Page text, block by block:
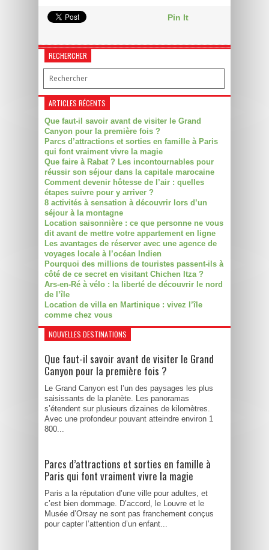
Pin It
RECHERCHER
ARTICLES RÉCENTS
Que faut-il savoir avant de visiter le Grand
Canyon pour la première fois ?
Parcs d’attractions et sorties en famille à Paris
qui font vraiment vivre la magie
Que faire à Rabat ? Les incontournables pour
réussir son séjour dans la capitale marocaine
Comment devenir hôtesse de l’air : quelles
étapes suivre pour y arriver ?
8 activités à sensation à découvrir lors d’un
séjour à la montagne
Location saisonnière : ce que personne ne vous
dit avant de mettre votre appartement en ligne
Les avantages de réserver avec une agence de
voyages locale à l’océan Indien
Pourquoi des millions de touristes passent-ils à
côté de ce secret en visitant Chichen Itza ?
Ars-en-Ré à vélo : la liberté de découvrir le nord
de l’île
Location de villa en Martinique : vivez l’île
comme chez vous
NOUVELLES DESTINATIONS
Que faut-il savoir avant de visiter le Grand
Canyon pour la première fois ?
Le Grand Canyon est l’un des paysages les plus
saisissants de la planète. Les panoramas
s’étendent sur plusieurs dizaines de kilomètres.
Avec une profondeur pouvant atteindre environ 1
800...
Parcs d’attractions et sorties en famille à
Paris qui font vraiment vivre la magie
Paris a la réputation d’une ville pour adultes, et
c’est bien dommage. D’accord, le Louvre et le
Musée d’Orsay ne sont pas franchement conçus
pour capter l’attention d’un enfant...